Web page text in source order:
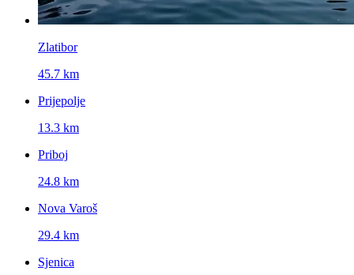
Zlatibor
45.7 km
Prijepolje
13.3 km
Priboj
24.8 km
Nova Varoš
29.4 km
Sjenica